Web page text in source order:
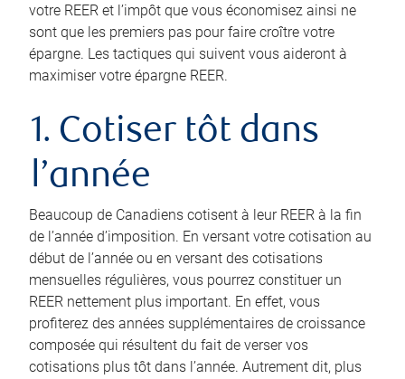
votre REER et l’impôt que vous économisez ainsi ne
sont que les premiers pas pour faire croître votre
épargne. Les tactiques qui suivent vous aideront à
maximiser votre épargne REER.
1. Cotiser tôt dans
l’année
Beaucoup de Canadiens cotisent à leur REER à la fin
de l’année d’imposition. En versant votre cotisation au
début de l’année ou en versant des cotisations
mensuelles régulières, vous pourrez constituer un
REER nettement plus important. En effet, vous
profiterez des années supplémentaires de croissance
composée qui résultent du fait de verser vos
cotisations plus tôt dans l’année. Autrement dit, plus